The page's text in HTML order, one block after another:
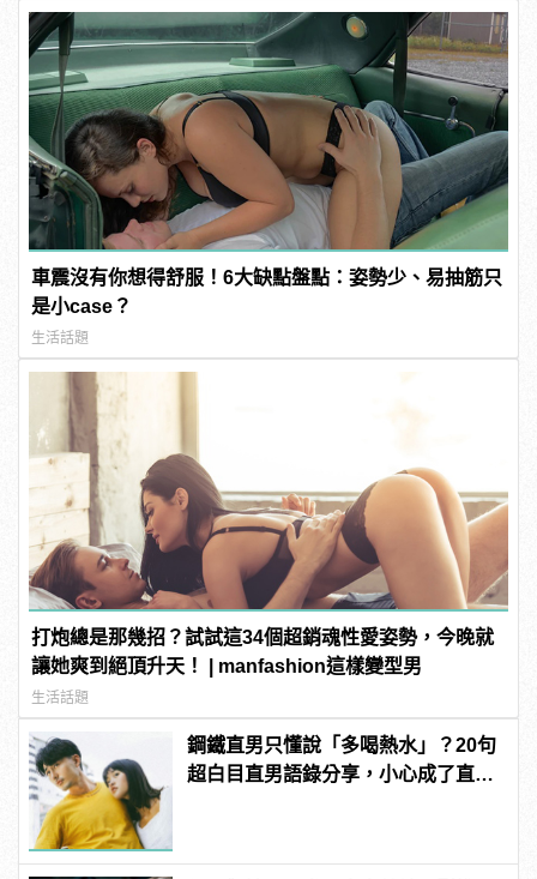
車震沒有你想得舒服！6大缺點盤點：姿勢少、易抽筋只
是小case？
生活話題
打炮總是那幾招？試試這34個超銷魂性愛姿勢，今晚就
讓她爽到絕頂升天！ | manfashion這樣變型男
生活話題
鋼鐵直男只懂說「多喝熱水」？20句
超白目直男語錄分享，小心成了直男